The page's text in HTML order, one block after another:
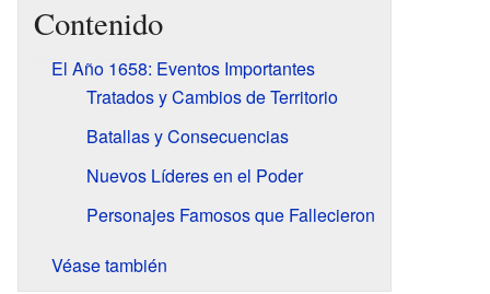
Contenido
El Año 1658: Eventos Importantes
Tratados y Cambios de Territorio
Batallas y Consecuencias
Nuevos Líderes en el Poder
Personajes Famosos que Fallecieron
Véase también